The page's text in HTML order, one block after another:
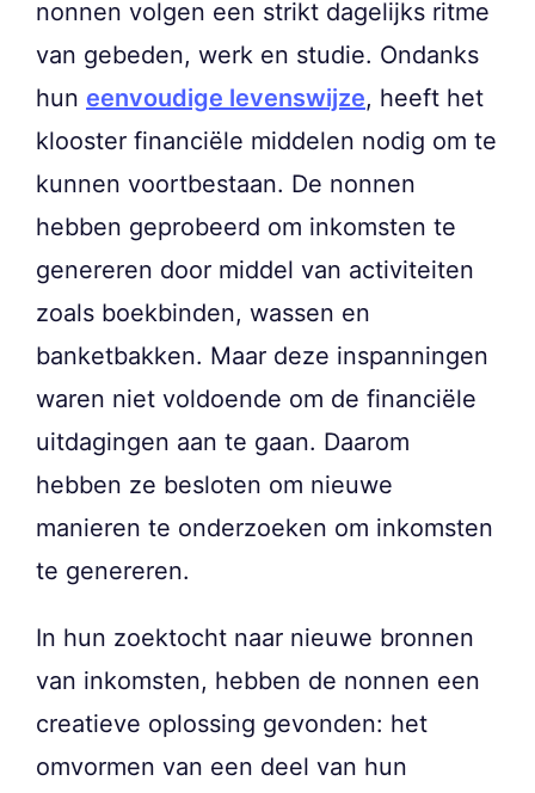
nonnen volgen een strikt dagelijks ritme
van gebeden, werk en studie. Ondanks
hun eenvoudige levenswijze, heeft het
klooster financiële middelen nodig om te
kunnen voortbestaan. De nonnen
hebben geprobeerd om inkomsten te
genereren door middel van activiteiten
zoals boekbinden, wassen en
banketbakken. Maar deze inspanningen
waren niet voldoende om de financiële
uitdagingen aan te gaan. Daarom
hebben ze besloten om nieuwe
manieren te onderzoeken om inkomsten
te genereren.
In hun zoektocht naar nieuwe bronnen
van inkomsten, hebben de nonnen een
creatieve oplossing gevonden: het
omvormen van een deel van hun